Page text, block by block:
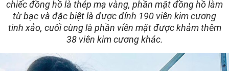
chiếc đồng hồ là thép mạ vàng, phần mặt đồng hồ làm
từ bạc và đặc biệt là được đính 190 viên kim cương
tinh xảo, cuối cùng là phần viền mặt được khảm thêm
38 viên kim cương khác.